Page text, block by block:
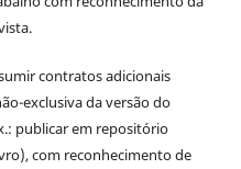
contratos adicionais
exclusiva da versão do
publicar em repositório
com reconhecimento de